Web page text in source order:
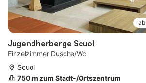
ab
Jugendherberge Scuol
Einzelzimmer Dusche/Wc
Scuol
750 m zum Stadt-/Ortszentrum